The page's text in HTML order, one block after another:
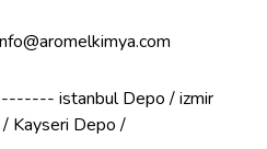
istanbul Depo / izmir
Kayseri Depo /